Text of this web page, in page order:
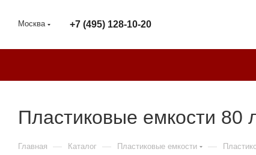
Москва +7 (495) 128-10-20
Пластиковые емкости 80
Главная — Каталог — Пластиковые емкости —